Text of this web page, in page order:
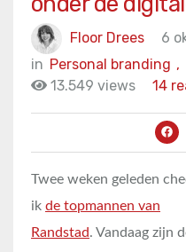
Floor Drees
6
in Personal branding ,
13.549 views
14
Twee weken geleden
ik de topmannen van
Randstad. Vandaag zijn